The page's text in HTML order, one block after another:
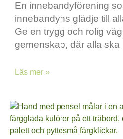
En innebandyförening
innebandyns glädje till
Ge en trygg och rolig
gemenskap, där alla ska
Läs mer »